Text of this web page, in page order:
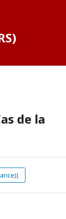
de la